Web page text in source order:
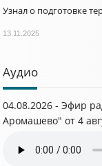
Узнал о подготовке
13.11.2025
Аудио
04.08.2026 - Эфир
Аромашево" от 4